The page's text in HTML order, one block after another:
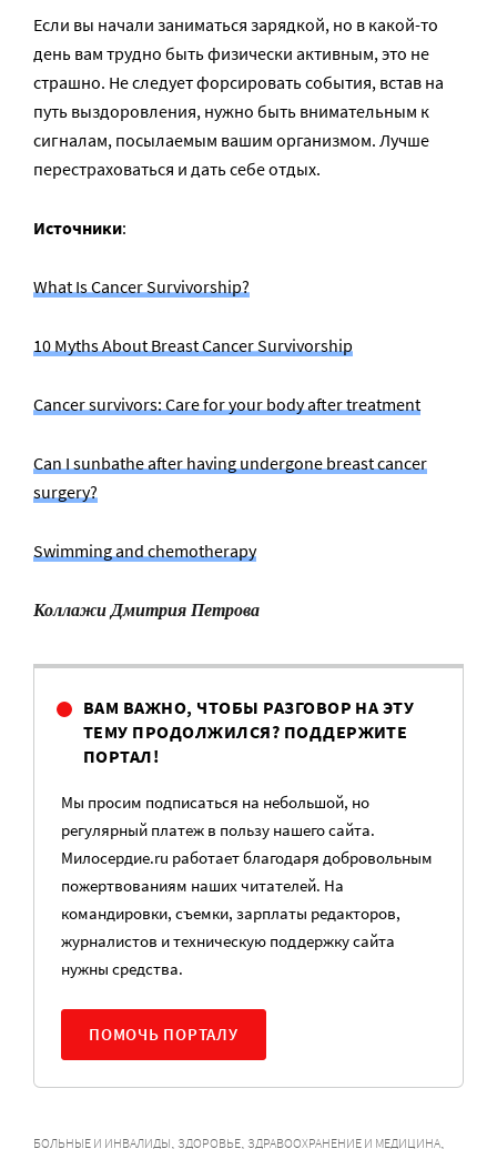
Если вы начали заниматься зарядкой, но в какой-то
день вам трудно быть физически активным, это не
страшно. Не следует форсировать события, встав на
путь выздоровления, нужно быть внимательным к
сигналам, посылаемым вашим организмом. Лучше
перестраховаться и дать себе отдых.
Источники:
What Is Cancer Survivorship?
10 Myths About Breast Cancer Survivorship
Cancer survivors: Care for your body after treatment
Can I sunbathe after having undergone breast cancer
surgery?
Swimming and chemotherapy
Коллажи Дмитрия Петрова
ВАМ ВАЖНО, ЧТОБЫ РАЗГОВОР НА ЭТУ
ТЕМУ ПРОДОЛЖИЛСЯ? ПОДДЕРЖИТЕ
ПОРТАЛ!
Мы просим подписаться на небольшой, но
регулярный платеж в пользу нашего сайта.
Милосердие.ru работает благодаря добровольным
пожертвованиям наших читателей. На
командировки, съемки, зарплаты редакторов,
журналистов и техническую поддержку сайта
нужны средства.
ПОМОЧЬ ПОРТАЛУ
БОЛЬНЫЕ И ИНВАЛИДЫ ЗДОРОВЬЕ ЗДРАВООХРАНЕНИЕ И МЕДИЦИНА